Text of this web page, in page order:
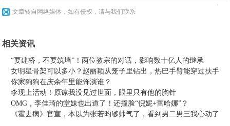
文章转自网络媒体，如有侵权，请与我们联系
相关资讯
“要建桥，不要筑墙”！两位教宗的对话，影响数十亿人的继承
女明星骨架可以多小？赵丽颖从笼子里钻出，热巴手臂能穿过扶手
你家狗狗在庆余年里能饰演谁？
李现上活动！原谅我没见过世面，眼里只有他的胸针
OMG，李佳琦的堂妹也出道了！还撞脸“倪妮+蕾哈娜”？
《霍去病》官宣，本以为张若昀够帅气了，看到男二男三我心动了